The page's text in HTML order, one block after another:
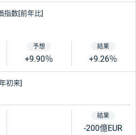
指数[前年比]
+9.90％ +9.26％
初来]
-200億EUR